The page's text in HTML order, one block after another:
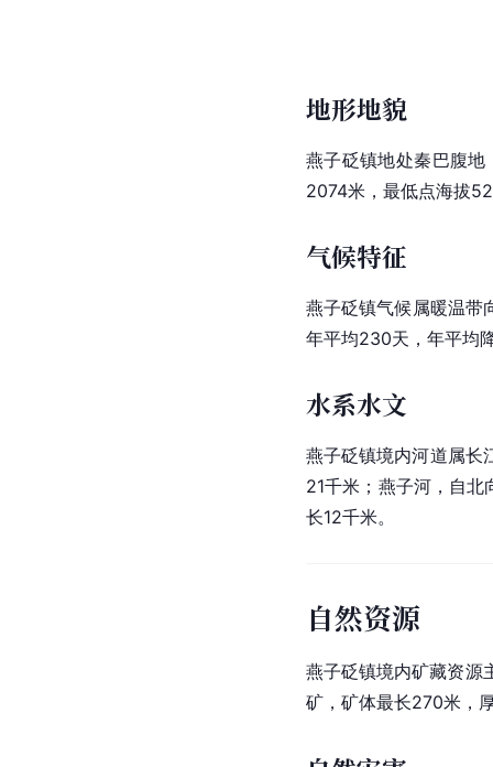
地形地貌
燕子砭镇地处秦巴腹
2074米，最低点海拔
气候特征
燕子砭镇气候属暖温带
年平均230天，年平均
水系水文
燕子砭镇境内河道属长
21千米；燕子河，自北
长12千米。
自然资源
燕子砭镇境内矿藏资源
矿，矿体最长270米，